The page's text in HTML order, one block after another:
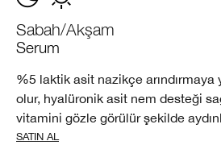
Sabah/Akşam
Serum
%5 laktik asit nazikçe arındırmaya
olur, hyalüronik asit nem desteği
vitamini gözle görülür şekilde
SATIN AL